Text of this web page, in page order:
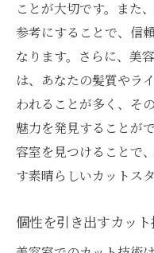
ライフスタイ
日々の生活
美容室でのカッ
美容室でのカ
自分自身を再
美容室でのカ
新しい自分を
カットを通
ことが大切です。また
参考にすることで、信
なります。さらに、美
は、あなたの髪質やラ
われることが多く、そ
魅力を発見することが
容室を見つけることで
す素晴らしいカットス
個性を引き出すカッ